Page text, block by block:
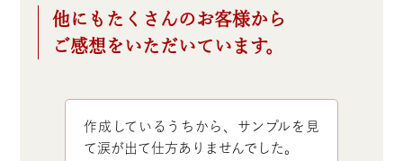
他にもたくさんのお客様から
ご感想をいただいています。
作成しているうちから、サンプルを見
て涙が出て仕方ありませんでした。